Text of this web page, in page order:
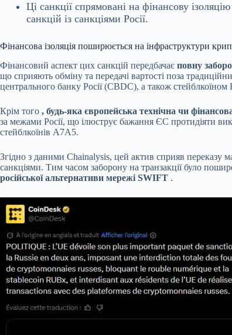
Ці санкції спрямовані на фінансову
санкцій із санкціями Росії.
Фінансова ізоляція поширюється на інфраструктури
Фінансовий аспект цих санкцій передбачає повну
що сприяють обміну та передачі вартості поза
центрального банку Росії (CBDC), а також
Крім того , будь-яка європейська технічна чи
за межами Росії, що ілюструє бажання ЄС протидіяти
стейблкоїнів A7A5.
Згідно з даними Chainalysis, цей актив сприяв переказу
санкціями. Тим часом заборону на транзакції було
російської альтернативи мережі SWIFT .